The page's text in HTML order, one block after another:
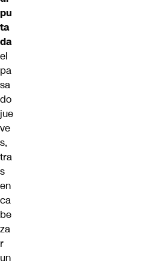
pu
ta
da
el
pa
sa
do
jue
ve
s,
tra
s
en
ca
be
za
r
un